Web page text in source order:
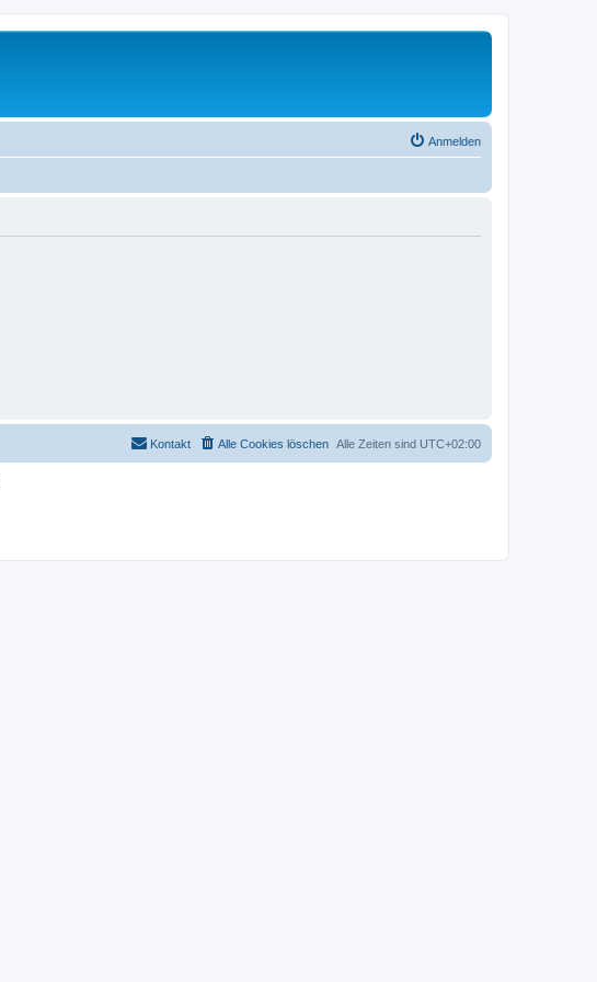
Anmelden
Alle Zeiten sind UTC+02:00
Alle Cookies löschen
Kontakt